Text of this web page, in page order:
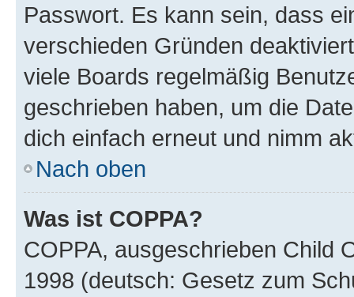
Passwort. Es kann sein, dass
verschieden Gründen
viele Boards regelmäßig
geschrieben haben, um die
dich einfach erneut und nimm
Nach oben
Was ist COPPA?
COPPA, ausgeschrieben Child
1998 (deutsch: Gesetz zum